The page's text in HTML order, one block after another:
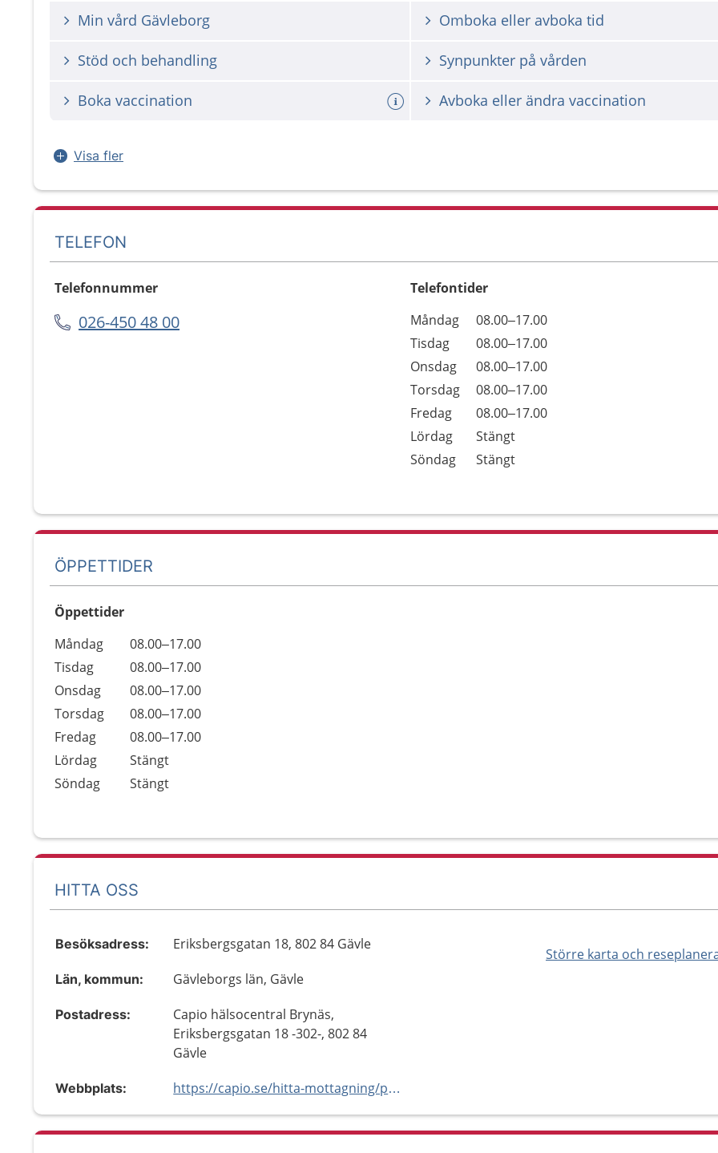
Min vård Gävleborg Omboka eller avboka tid
Stöd och behandling Synpunkter på vården
Boka vaccination Avboka eller ändra vaccination
Visa fler
TELEFON
Telefonnummer
026-450 48 00
Telefontider
Dag
Öppettider
Kommentarer
Måndag
08.00–17.00
Tisdag
08.00–17.00
Onsdag
08.00–17.00
Torsdag
08.00–17.00
Fredag
08.00–17.00
Lördag
Stängt
Söndag
Stängt
ÖPPETTIDER
Öppettider
Dag
Öppettider
Kommentarer
Måndag
08.00–17.00
Tisdag
08.00–17.00
Onsdag
08.00–17.00
Torsdag
08.00–17.00
Fredag
08.00–17.00
Lördag
Stängt
Söndag
Stängt
HITTA OSS
Större karta och
Besöksadress: Eriksbergsgatan 18, 802 84 Gävle
Län, kommun: Gävleborgs län, Gävle
Postadress:
Capio hälsocentral Brynäs,
Eriksbergsgatan 18 -302-, 802 84
Gävle
Webbplats: https://capio.se/hitta-mottagning/primarvard/vardcentraler/brynas/